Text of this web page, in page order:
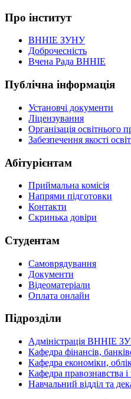
Про інститут
ВННІЕ ЗУНУ
Доброчесність
Вчена Рада ВННІЕ
Публічна інформація
Установчі документи
Ліцензування
Організація освітнього
Забезпечення якості
Абітурієнтам
Приймальна комісія
Напрями підготовки
Контакти
Скринька довіри
Студентам
Самоврядування
Документи
Відеоматеріали
Оплата онлайн
Підрозділи
Адміністрація ВННІЕ
Кафедра фінансів,
Кафедра економіки,
Кафедра правознавства
Навчальний відділ та